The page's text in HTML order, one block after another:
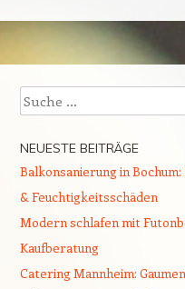
Beitrags-Navigation
Suche
NEUESTE BEITRÄGE
Balkonsanierung in
& Feuchtigkeitsschäden
Modern schlafen mit
Kaufberatung
Catering Mannheim: